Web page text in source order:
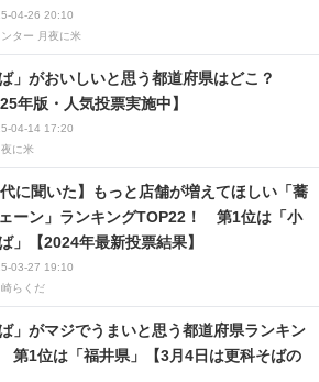
04-26 20:10
ンター 月夜に米
04-14 17:20
夜に米
ば」がおいしいと思う都道府県はどこ？
年版・人気投票実施中】
03-27 19:10
崎らくだ
代に聞いた】もっと店舗が増えてほしい「蕎
ーン」ランキングTOP22！ 第1位は「小
」【2024年最新投票結果】
ば」がマジでうまいと思う都道府県ランキン
第1位は「福井県」【3月4日は更科そばの